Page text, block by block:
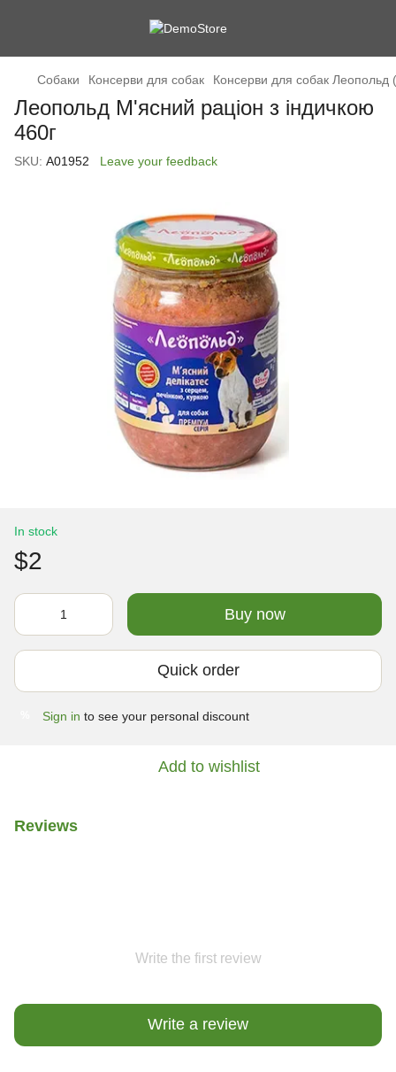
Cобаки Консерви для собак Консерви для собак Леопольд
Леопольд М'ясний раціон з індичкою
460г
SKU: А01952 Leave your feedback
In stock
$2
Buy now
Quick order
Sign in to see your personal discount
Add to wishlist
Reviews
Write the first review
Write a review